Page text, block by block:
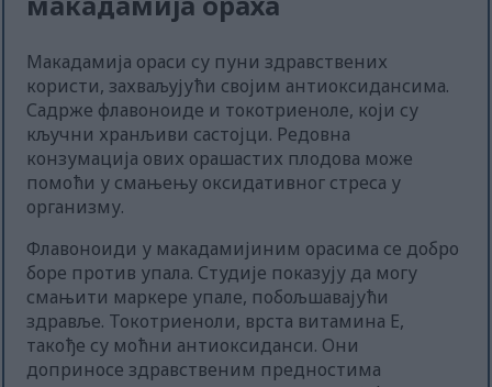
Макадамија ораси су пуни здравствених
користи, захваљујући својим антиоксидансима.
Садрже флавоноиде и токотриеноле, који су
кључни хранљиви састојци. Редовна
конзумација ових орашастих плодова може
помоћи у смањењу оксидативног стреса у
организму.
Флавоноиди у макадамијиним орасима се добро
боре против упала. Студије показују да могу
смањити маркере упале, побољшавајући
здравље. Токотриеноли, врста витамина Е,
такође су моћни антиоксиданси. Они
доприносе здравственим предностима